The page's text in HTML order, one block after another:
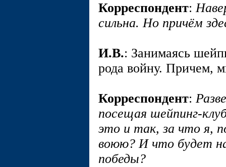
Корреспондент:
сильна. Но причём
И.В.: Занимаясь
рода войну. Причем,
Корреспондент:
посещая шейпинг-
это и так, за что я,
воюю? И что будет
победы?